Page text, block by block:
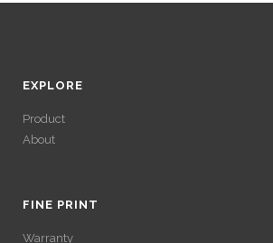
EXPLORE
Product
About
GAINS SANS
FINE PRINT
Warranty